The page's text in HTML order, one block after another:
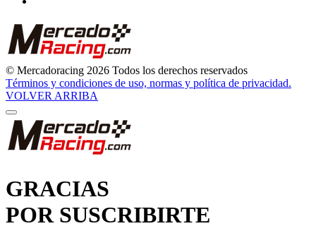
© Mercadoracing 2026 Todos los derechos reservados
Términos y condiciones de uso, normas y política de privacidad.
VOLVER ARRIBA
POR SUSCRIBIRTE